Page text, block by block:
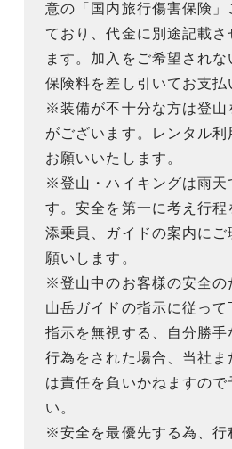
意の「国内旅行傷害保険」
ており、代金に別途記載
ます。加入をご希望され
保険料を差し引いてお支払
※装備が不十分な方は登山
がございます。レンタル
お願いいたします。
※登山・ハイキングは雨天
す。安全を第一に考え行程
添乗員、ガイドの案内にご
願いします。
※登山中のお客様の安全の
山岳ガイドの指示に従っ
指示を無視する、自分勝
行為をされた場合、当社
は責任を負いかねますので
い。
※安全を最優先する為、行